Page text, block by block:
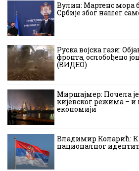
Вулин: Мартенс мора
Србије због нашег
Руска војска гази:
фронта, ослобођено
(ВИДЕО)
Миршајмер: Почела
кијевског режима –
економији
Владимир Коларић:
националног